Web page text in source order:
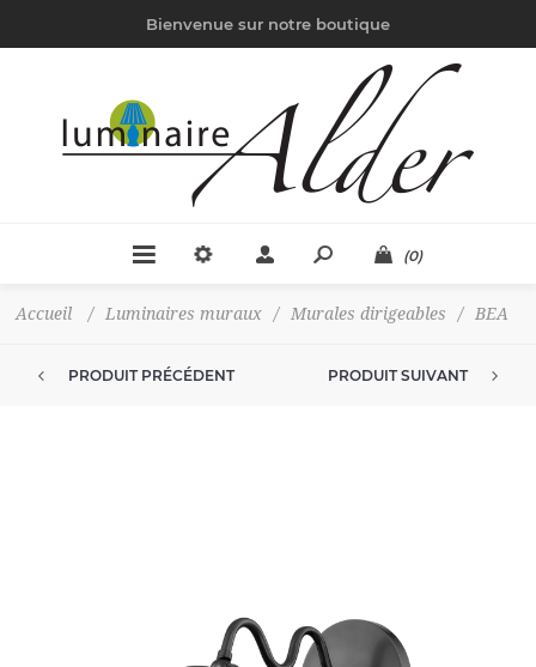
Bienvenue sur notre boutique
(0)
Accueil / Luminaires muraux / Murales dirigeables / BEA
PRODUIT PRÉCÉDENT PRODUIT SUIVANT